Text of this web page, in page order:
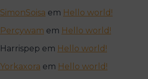
SimonSoisa em Hello world!
Percywam em Hello world!
Harrispep em Hello world!
Yorkaxora em Hello world!